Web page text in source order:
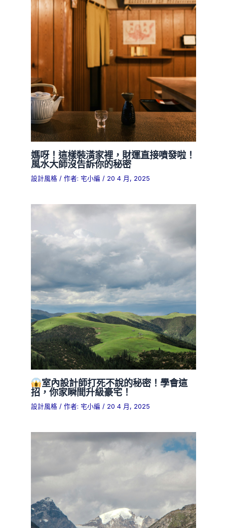
媽呀！這樣裝潢家裡，財運直接噴發啦！
風水大師沒告訴你的秘密
設計風格 / 作者: 宅小編 / 20 4 月, 2025
室內設計師打死不說的秘密！學會這
招，你家瞬間升級豪宅！
設計風格 / 作者: 宅小編 / 20 4 月, 2025